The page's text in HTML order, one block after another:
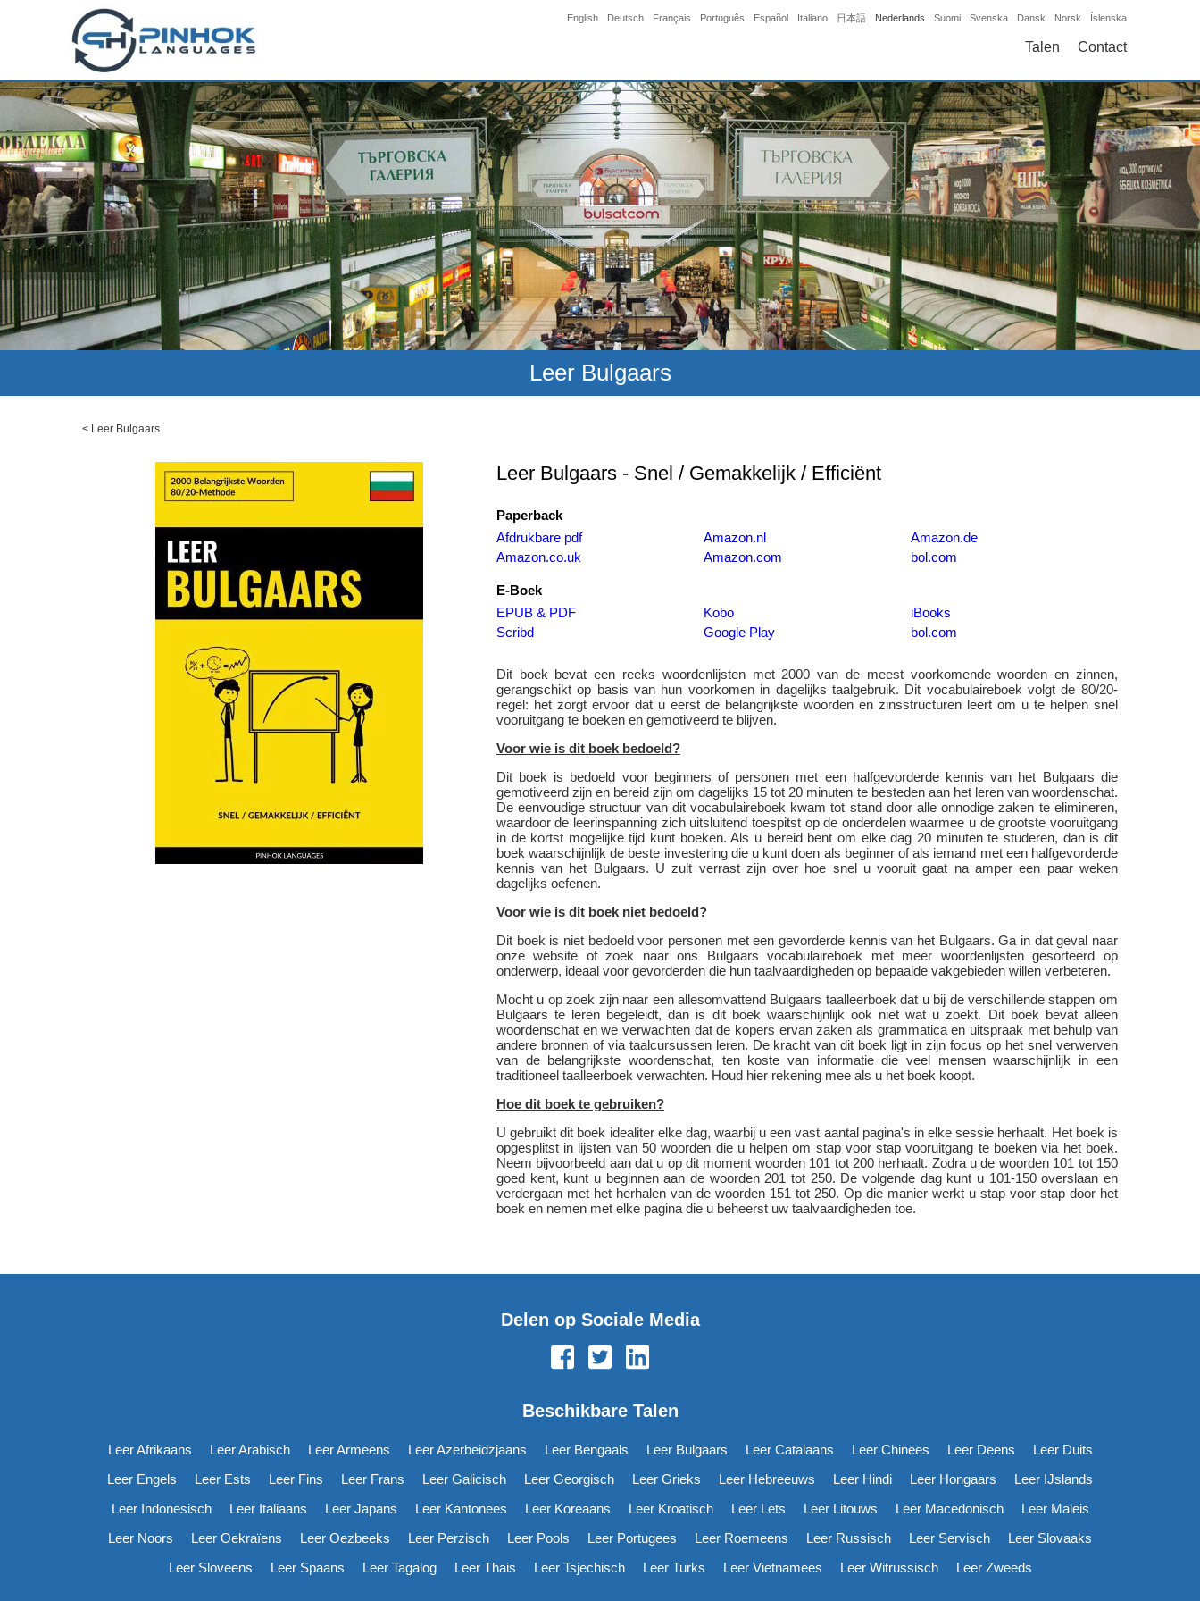
English Deutsch Français Português Español Italiano 日本語 Nederlands Suomi Svenska Dansk Norsk Íslenska
Talen Contact
Leer Bulgaars
< Leer Bulgaars
Leer Bulgaars - Snel / Gemakkelijk / Efficiënt
Paperback
Afdrukbare pdf
Amazon.nl
Amazon.de
Amazon.co.uk
Amazon.com bol.com
E-Boek
EPUB & PDF
Kobo
iBooks
Scribd
Google Play bol.com
Dit boek bevat een reeks woordenlijsten met 2000 van de meest voorkomende woorden en zinnen,
gerangschikt op basis van hun voorkomen in dagelijks taalgebruik. Dit vocabulaireboek volgt de 80/20-
regel: het zorgt ervoor dat u eerst de belangrijkste woorden en zinsstructuren leert om u te helpen snel
vooruitgang te boeken en gemotiveerd te blijven.
Voor wie is dit boek bedoeld?
Dit boek is bedoeld voor beginners of personen met een halfgevorderde kennis van het Bulgaars die
gemotiveerd zijn en bereid zijn om dagelijks 15 tot 20 minuten te besteden aan het leren van woordenschat.
De eenvoudige structuur van dit vocabulaireboek kwam tot stand door alle onnodige zaken te elimineren,
waardoor de leerinspanning zich uitsluitend toespitst op de onderdelen waarmee u de grootste vooruitgang
in de kortst mogelijke tijd kunt boeken. Als u bereid bent om elke dag 20 minuten te studeren, dan is dit
boek waarschijnlijk de beste investering die u kunt doen als beginner of als iemand met een halfgevorderde
kennis van het Bulgaars. U zult verrast zijn over hoe snel u vooruit gaat na amper een paar weken
dagelijks oefenen.
Voor wie is dit boek niet bedoeld?
Dit boek is niet bedoeld voor personen met een gevorderde kennis van het Bulgaars. Ga in dat geval naar
onze website of zoek naar ons Bulgaars vocabulaireboek met meer woordenlijsten gesorteerd op
onderwerp, ideaal voor gevorderden die hun taalvaardigheden op bepaalde vakgebieden willen verbeteren.
Mocht u op zoek zijn naar een allesomvattend Bulgaars taalleerboek dat u bij de verschillende stappen om
Bulgaars te leren begeleidt, dan is dit boek waarschijnlijk ook niet wat u zoekt. Dit boek bevat alleen
woordenschat en we verwachten dat de kopers ervan zaken als grammatica en uitspraak met behulp van
andere bronnen of via taalcursussen leren. De kracht van dit boek ligt in zijn focus op het snel verwerven
van de belangrijkste woordenschat, ten koste van informatie die veel mensen waarschijnlijk in een
traditioneel taalleerboek verwachten. Houd hier rekening mee als u het boek koopt.
Hoe dit boek te gebruiken?
U gebruikt dit boek idealiter elke dag, waarbij u een vast aantal pagina's in elke sessie herhaalt. Het boek is
opgesplitst in lijsten van 50 woorden die u helpen om stap voor stap vooruitgang te boeken via het boek.
Neem bijvoorbeeld aan dat u op dit moment woorden 101 tot 200 herhaalt. Zodra u de woorden 101 tot 150
goed kent, kunt u beginnen aan de woorden 201 tot 250. De volgende dag kunt u 101-150 overslaan en
verdergaan met het herhalen van de woorden 151 tot 250. Op die manier werkt u stap voor stap door het
boek en nemen met elke pagina die u beheerst uw taalvaardigheden toe.
Delen op Sociale Media
Beschikbare Talen
Leer Afrikaans Leer Arabisch Leer Armeens Leer Azerbeidzjaans Leer Bengaals Leer Bulgaars Leer Catalaans Leer Chinees Leer Deens
Leer Duits
Leer Engels
Leer Ests Leer Fins Leer Frans Leer Galicisch Leer Georgisch Leer Grieks Leer Hebreeuws Leer Hindi Leer Hongaars
Leer IJslands
Leer Indonesisch
Leer Italiaans Leer Japans Leer Kantonees Leer Koreaans Leer Kroatisch Leer Lets Leer Litouws Leer Macedonisch
Leer Maleis
Leer Noors
Leer Oekraïens Leer Oezbeeks Leer Perzisch Leer Pools Leer Portugees Leer Roemeens Leer Russisch Leer Servisch
Leer Slovaaks
Leer Sloveens
Leer Spaans Leer Tagalog Leer Thais Leer Tsjechisch Leer Turks Leer Vietnamees Leer Witrussisch Leer Zweeds